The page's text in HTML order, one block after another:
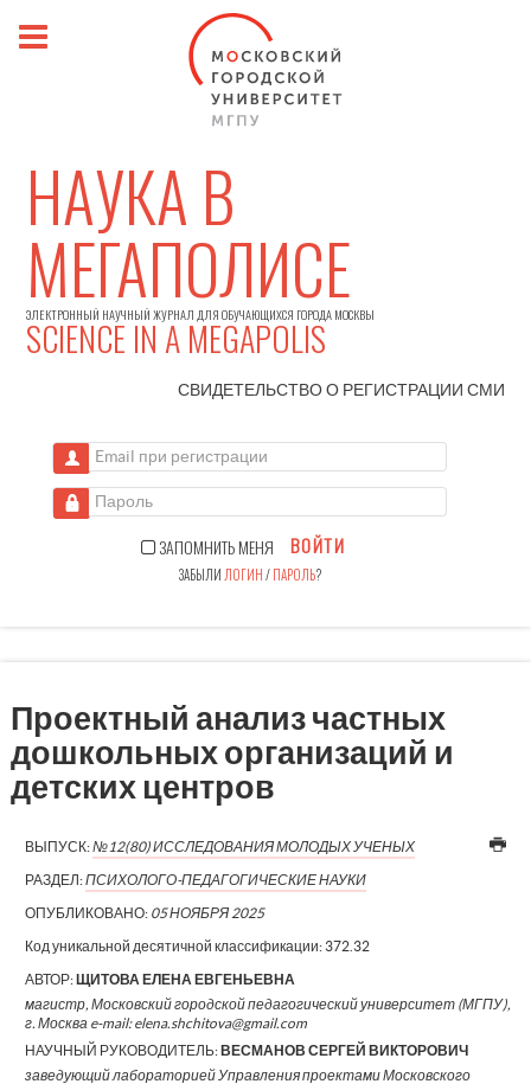
НАУКА В
МЕГАПОЛИСЕ
ЭЛЕКТРОННЫЙ НАУЧНЫЙ ЖУРНАЛ ДЛЯ ОБУЧАЮЩИХСЯ ГОРОДА МОСКВЫ
SCIENCE IN A MEGAPOLIS
СВИДЕТЕЛЬСТВО О РЕГИСТРАЦИИСМИ
Email при регистрации
Пароль
ЗАПОМНИТЬ МЕНЯ ВОЙТИ
ЗАБЫЛИ ЛОГИН/ПАРОЛЬ?
Проектный анализ частных
дошкольных организаций и
детских центров
ВЫПУСК:№12(80) ИССЛЕДОВАНИЯ МОЛОДЫХ УЧЕНЫХ
РАЗДЕЛ:ПСИХОЛОГО-ПЕДАГОГИЧЕСКИЕ НАУКИ
ОПУБЛИКОВАНО: 05 НОЯБРЯ 2025
Код уникальной десятичной классификации: 372.32
АВТОР:ЩИТОВА ЕЛЕНА ЕВГЕНЬЕВНА
магистр, Московский городской педагогический университет (МГПУ),
г. Москва e-mail: elena.shchitova@gmail.com
НАУЧНЫЙ РУКОВОДИТЕЛЬ:ВЕСМАНОВ СЕРГЕЙ ВИКТОРОВИЧ
заведующий лабораторией Управления проектами Московского